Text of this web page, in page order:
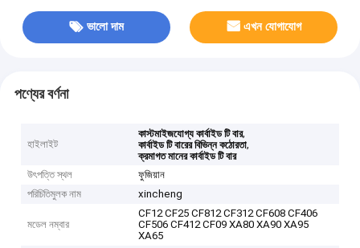
ভালো দাম এখন যোগাযোগ
পণ্যের বর্ণনা
হাইলাইট
কাস্টমাইজযোগ্য কার্বাইড টি বার,
কার্বাইড টি বারের বিভিন্ন কঠোরতা,
ক্রমাগত মানের কার্বাইড টি বার
উৎপত্তি স্থল
ফুজিয়ান
পরিচিতিমুলক নাম
xincheng
মডেল নম্বার
CF12 CF25 CF812 CF312 CF608 CF406
CF506 CF412 CF09 XA80 XA90 XA95
XA65